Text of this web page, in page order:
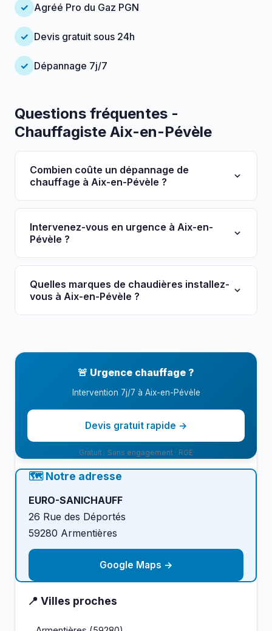
✓ Agréé Pro du Gaz PGN
✓ Devis gratuit sous 24h
✓ Dépannage 7j/7
Questions fréquentes -
Chauffagiste Aix-en-Pévèle
Combien coûte un dépannage de
chauffage à Aix-en-Pévèle ?
Le déplacement et diagnostic coûtent entre 49€
et 89€. La réparation est ensuite facturée selon
les pièces nécessaires. Nous établissons
intervention.
Intervenez-vous en urgence à Aix-en-
Pévèle ?
Oui, notre service de dépannage urgence est
disponible 7j/7 à Aix-en-Pévèle et dans toute la
métropole lilloise. Remplissez le formulaire ci-
Quelles marques de chaudières installez-
vous à Aix-en-Pévèle ?
De Dietrich, Frisquet, Elm Leblanc selon votre
logement et votre budget.
🚨 Urgence chauffage ?
Intervention 7j/7 à Aix-en-Pévèle
Devis gratuit rapide →
Gratuit · Sans engagement · RGE
🗺️ Notre adresse
EURO-SANICHAUFF
26 Rue des Déportés
59280 Armentières
Google Maps →
📍 Villes proches